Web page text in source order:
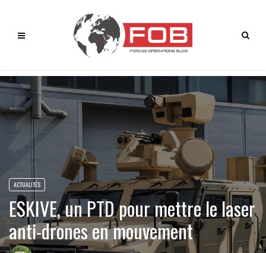
ACTUALITÉS
ESKIVE, un PTD pour mettre le laser
anti-drones en mouvement